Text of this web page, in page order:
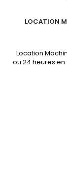
LOCATION
Location
ou 24 heures